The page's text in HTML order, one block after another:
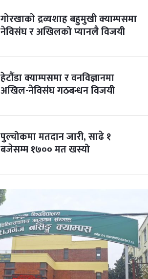
गोरखाको द्रव्यशाह बहुमुखी क्याम्पसमा
नेविसंघ र अखिलको प्यानलै विजयी
हेटौंडा क्याम्पसमा र वनविज्ञानमा
अखिल-नेविसंघ गठबन्धन विजयी
पुल्चोकमा मतदान जारी, साढे १
बजेसम्म १७०० मत खस्यो